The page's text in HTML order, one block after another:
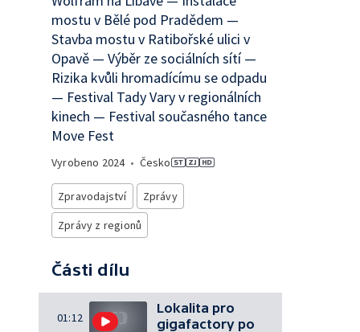
mostu v Bělé pod Pradědem —
Stavba mostu v Ratibořské ulici v
Opavě — Výběr ze sociálních sítí —
Rizika kvůli hromadícímu se odpadu
— Festival Tady Vary v regionálních
kinech — Festival současného tance
Move Fest
Vyrobeno 2024• Česko
Zpravodajství
Zprávy
Zprávy z regionů
Části dílu
01:12
Lokalita pro
gigafactory po